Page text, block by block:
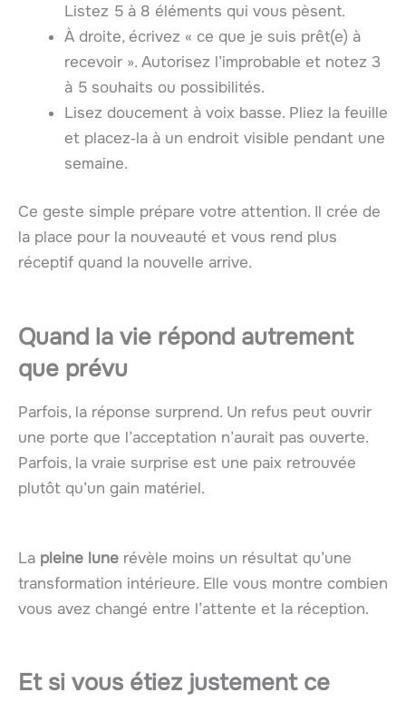
Listez 5 à 8 éléments qui vous pèsent.
À droite, écrivez « ce que je suis prêt(e) à
recevoir ». Autorisez l’improbable et notez 3
à 5 souhaits ou possibilités.
Lisez doucement à voix basse. Pliez la feuille
et placez‑la à un endroit visible pendant une
semaine.
Ce geste simple prépare votre attention. Il crée de
la place pour la nouveauté et vous rend plus
réceptif quand la nouvelle arrive.
Quand la vie répond autrement
que prévu
Parfois, la réponse surprend. Un refus peut ouvrir
une porte que l’acceptation n’aurait pas ouverte.
Parfois, la vraie surprise est une paix retrouvée
plutôt qu’un gain matériel.
La pleine lune révèle moins un résultat qu’une
transformation intérieure. Elle vous montre combien
vous avez changé entre l’attente et la réception.
Et si vous étiez justement ce